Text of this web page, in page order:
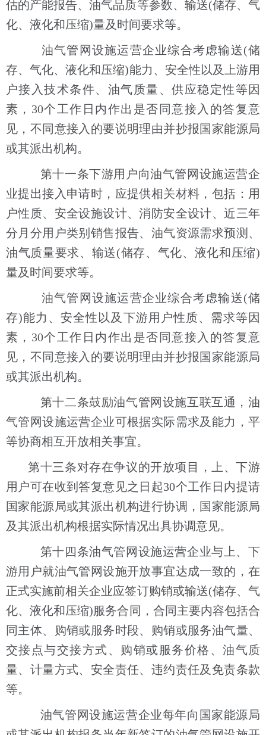
估的产能报告、油气品质等参数、输送(储存、气
化、液化和压缩)量及时间要求等。
油气管网设施运营企业综合考虑输送(储
存、气化、液化和压缩)能力、安全性以及上游用
户接入技术条件、油气质量、供应稳定性等因
素，30个工作日内作出是否同意接入的答复意
见，不同意接入的要说明理由并抄报国家能源局
或其派出机构。
第十一条下游用户向油气管网设施运营企
业提出接入申请时，应提供相关材料，包括：用
户性质、安全设施设计、消防安全设计、近三年
分月分用户类别销售报告、油气资源需求预测、
油气质量要求、输送(储存、气化、液化和压缩)
量及时间要求等。
油气管网设施运营企业综合考虑输送(储
存)能力、安全性以及下游用户性质、需求等因
素，30个工作日内作出是否同意接入的答复意
见，不同意接入的要说明理由并抄报国家能源局
或其派出机构。
第十二条鼓励油气管网设施互联互通，油
气管网设施运营企业可根据实际需求及能力，平
等协商相互开放相关事宜。
第十三条对存在争议的开放项目，上、下游
用户可在收到答复意见之日起30个工作日内提请
国家能源局或其派出机构进行协调，国家能源局
及其派出机构根据实际情况出具协调意见。
第十四条油气管网设施运营企业与上、下
游用户就油气管网设施开放事宜达成一致的，在
正式实施前相关企业应签订购销或输送(储存、气
化、液化和压缩)服务合同，合同主要内容包括合
同主体、购销或服务时段、购销或服务油气量、
交接点与交接方式、购销或服务价格、油气质
量、计量方式、安全责任、违约责任及免责条款
等。
油气管网设施运营企业每年向国家能源局